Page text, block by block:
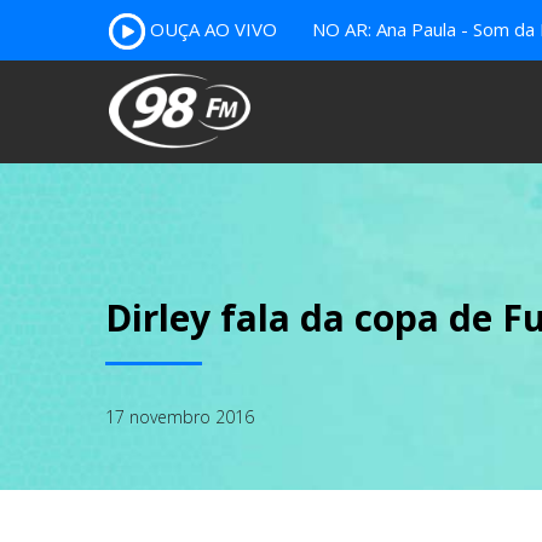
OUÇA AO VIVO NO AR: Ana Paula - Som da
Dirley fala da copa de
17 novembro 2016